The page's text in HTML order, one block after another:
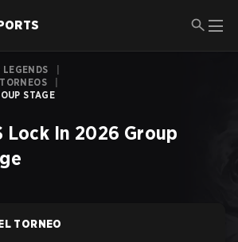
LEGENDS
STAGE
Lock In 2026 Group
TORNEO